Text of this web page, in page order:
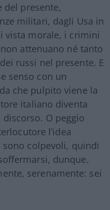
presente,
militari, dagli Usa in
vista morale, i crimini
attenuano né tanto
russi nel presente. E
senso con un
che pulpito viene la
italiano diventa
O peggio
l’idea
colpevoli, quindi
dunque.
serenamente: sei